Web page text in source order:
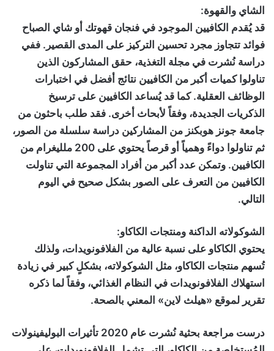
الشاي والقهوة:
قد يُقدم الكافيين الموجود في فنجان قهوتك أو شاي الصباح
فوائد تتجاوز مجرد تحسين التركيز على المدى القصير. ففي
دراسة نُشرت في مجلة التغذية، حقق المشاركون الذين
تناولوا كميات أكبر من الكافيين نتائج أفضل في اختبارات
الوظائف العقلية. كما قد يُساعد الكافيين على ترسيخ
الذكريات الجديدة، وفقاً لأبحاث أخرى. فقد طلب باحثون من
جامعة جونز هوبكنز من المشاركين دراسة سلسلة من الصور،
ثم تناولوا دواءً وهمياً أو قرصاً يحتوي على 200 ملليغرام من
الكافيين. وتمكن عدد أكبر من أفراد المجموعة التي تناولت
الكافيين من التعرف على الصور بشكل صحيح في اليوم
التالي.
الشوكولاته الداكنة ومنتجات الكاكاو:
يحتوي الكاكاو على نسبة عالية من الفلافونويدات، ولذلك
تُسهم منتجات الكاكاو، مثل الشوكولاته، بشكلٍ كبير في زيادة
استهلاك الفلافونويدات في النظام الغذائي، وفقاً لما ذكره
تقرير لموقع «هيلث لاين» المعني بالصحة.
درست مراجعة بحثية نُشرت عام 2020 تأثيرات البوليفينولات